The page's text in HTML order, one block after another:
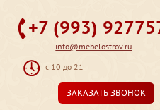
+7 (993)
info@mebelostrov.ru
с 10 до 21
ЗАКАЗАТЬ ЗВОНОК